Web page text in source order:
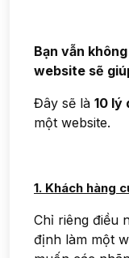
Bạn vẫn
website sẽ
Đây sẽ là 10 lý
một website.
1. Khách hàng
Chỉ riêng điều
định làm một